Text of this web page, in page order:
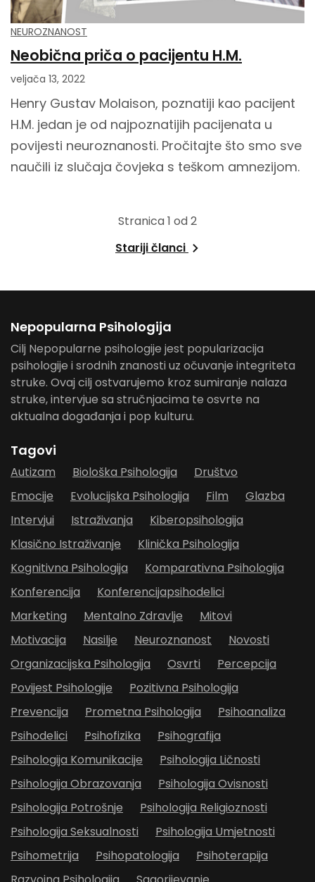
NEUROZNANOST
Neobična priča o pacijentu H.M.
veljača 13, 2022
Henry Gustav Molaison, poznatiji kao pacijent
H.M. jedan je od najpoznatijih pacijenata u
povijesti neuroznanosti. Pročitajte što smo sve
naučili iz slučaja čovjeka s teškom amnezijom.
Stranica 1 od 2
Stariji članci
Nepopularna Psihologija
Cilj Nepopularne psihologije jest popularizacija
psihologije i srodnih znanosti uz očuvanje integriteta
struke. Ovaj cilj ostvarujemo kroz sumiranje nalaza
struke, intervjue sa stručnjacima te osvrte na
aktualna događanja i pop kulturu.
Tagovi
Autizam Biološka Psihologija
Društvo
Emocije
Evolucijska Psihologija Film
Glazba
Intervjui
Istraživanja
Kiberopsihologija
Klasično Istraživanje
Klinička Psihologija
Kognitivna Psihologija
Komparativna Psihologija
Konferencija
Konferencijapsihodelici
Marketing
Mentalno Zdravlje
Mitovi
Motivacija
Nasilje Neuroznanost
Novosti
Organizacijska Psihologija
Osvrti
Percepcija
Povijest Psihologije
Pozitivna Psihologija
Prevencija
Prometna Psihologija
Psihoanaliza
Psihodelici
Psihofizika
Psihografija
Psihologija Komunikacije
Psihologija Ličnosti
Psihologija Obrazovanja
Psihologija Ovisnosti
Psihologija Potrošnje
Psihologija Religioznosti
Psihologija Seksualnosti
Psihologija Umjetnosti
Psihometrija
Psihopatologija
Psihoterapija